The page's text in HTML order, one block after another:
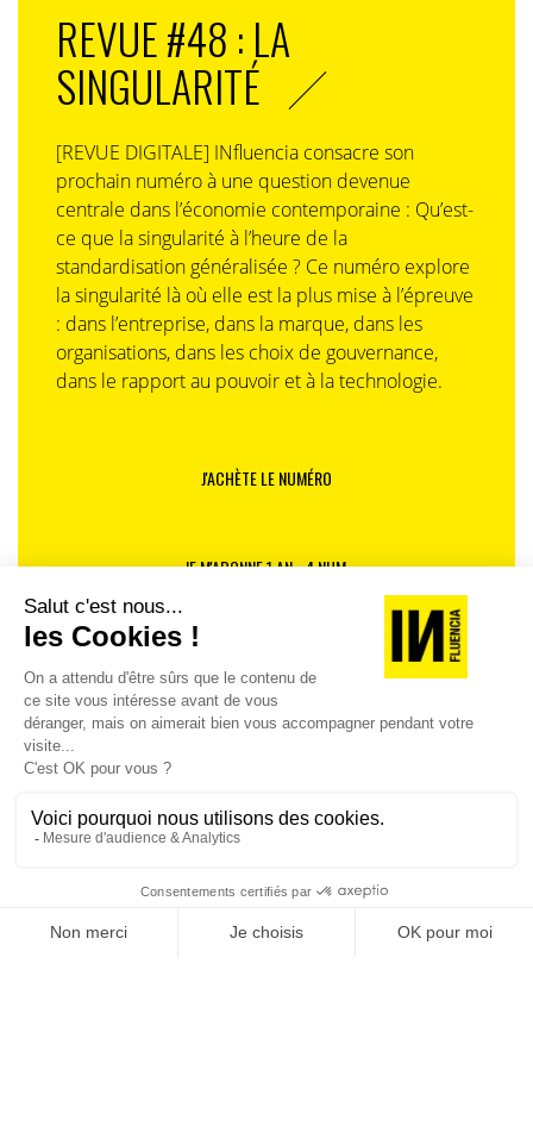
REVUE #48 : LA
SINGULARITÉ
[REVUE DIGITALE] INfluencia consacre son
prochain numéro à une question devenue
centrale dans l’économie contemporaine : Qu’est-
ce que la singularité à l’heure de la
standardisation généralisée ? Ce numéro explore
la singularité là où elle est la plus mise à l’épreuve
: dans l’entreprise, dans la marque, dans les
organisations, dans les choix de gouvernance,
dans le rapport au pouvoir et à la technologie.
J'ACHÈTE LE NUMÉRO
JE M'ABONNE 1 AN - 4 NUM.
JE DÉCOUVRE LES NUMÉROS PRÉCÉDENTS
Je suis déjà abonné(e) :je consulte la revue en